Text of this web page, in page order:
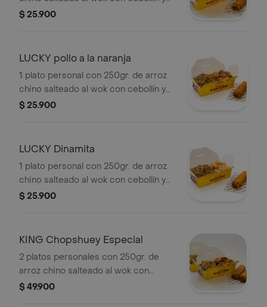
raíces, acompañado de un exquisito
$ 25.900
LUCKY pollo a la naranja
1 plato personal con 250gr. de arroz
chino salteado al wok con cebollín y
raíces, acompañado de un delicioso
$ 25.900
LUCKY Dinamita
1 plato personal con 250gr. de arroz
chino salteado al wok con cebollín y
raíces, acompañado de exquisitos
una crujiente lumpia de vegetal.
$ 25.900
KING Chopshuey Especial
2 platos personales con 250gr. de
arroz chino salteado al wok con
cebollín y raíces, acompañado de un
$ 49.900